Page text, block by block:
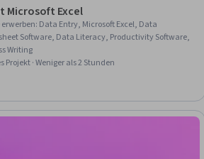
Microsoft Excel
: Data Entry, Microsoft Excel, Data
Software, Data Literacy, Productivity Software,
Writing
Projekt · Weniger als 2 Stunden